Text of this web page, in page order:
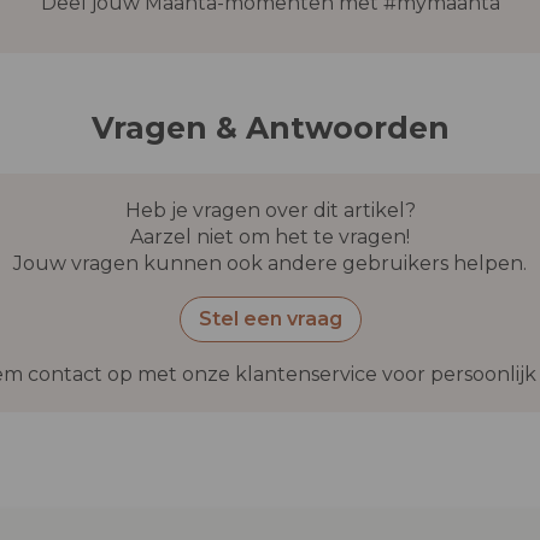
Vragen & Antwoorden
Heb je vragen over dit artikel?
Aarzel niet om het te vragen!
Jouw vragen kunnen ook andere gebruikers helpen.
Stel een vraag
contact op met onze klantenservice voor persoonlijk